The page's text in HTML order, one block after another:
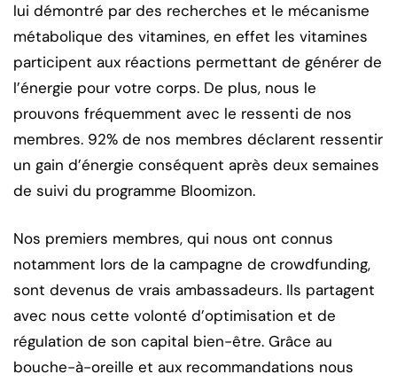
lui démontré par des recherches et le mécanisme
métabolique des vitamines, en effet les vitamines
participent aux réactions permettant de générer de
l’énergie pour votre corps. De plus, nous le
prouvons fréquemment avec le ressenti de nos
membres. 92% de nos membres déclarent ressentir
un gain d’énergie conséquent après deux semaines
de suivi du programme Bloomizon.
Nos premiers membres, qui nous ont connus
notamment lors de la campagne de crowdfunding,
sont devenus de vrais ambassadeurs. Ils partagent
avec nous cette volonté d’optimisation et de
régulation de son capital bien-être. Grâce au
bouche-à-oreille et aux recommandations nous